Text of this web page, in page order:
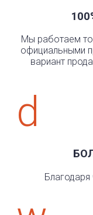
Мы работаем
официальными
вариант
d